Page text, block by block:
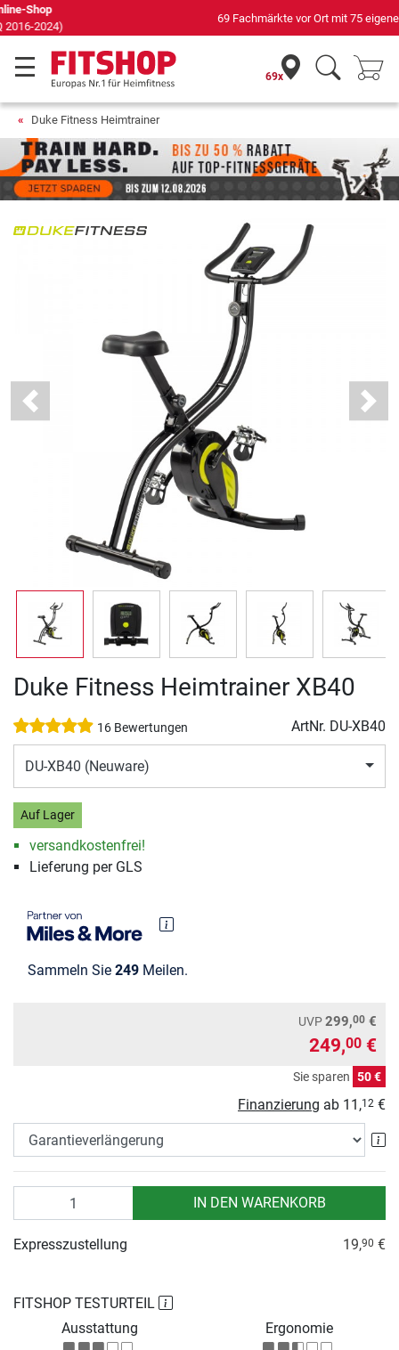
69 Fachmärkte vor Ort mit 75 eigenen Servicetechnikern
69x
Duke Fitness Heimtrainer
Previous Next
Duke Fitness Heimtrainer XB40
16 Bewertungen ArtNr. DU-XB40
DU-XB40 (Neuware)
Auf Lager
versandkostenfrei!
Lieferung per GLS
Sammeln Sie 249 Meilen.
UVP299,00 €
249,00 €
Sie sparen 50 €
Finanzierung ab 11,12 €
IN DEN WARENKORB
FITSHOP TESTURTEIL
Ausstattung
Ergonomie
Expresszustellung 19,90 €